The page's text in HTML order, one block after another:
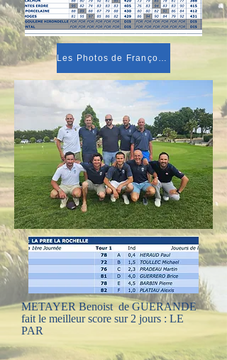
Les Photos de François Laporte
METAYER Benoist de GUERANDE
fait le meilleur score sur 2 jours : LE
PAR